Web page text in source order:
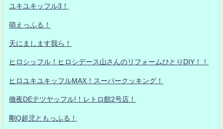
ユキユキッフル3！
萌えっふる！
天にまします我ら！
ヒロシッフル！ヒロシデース山さんのリフォームひとりDIY！！
ヒロユキユキッフルMAX！スーパークッキング！
徹夜DEテツヤッフル!！レトロ館2号店！
剛Q超児ともっふる！